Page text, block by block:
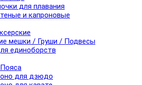
для плавания
и капроновые
мешки / Груши / Подвесы
единоборств
для дзюдо